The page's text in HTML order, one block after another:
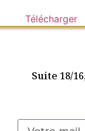
Télécharger
Suite 18/